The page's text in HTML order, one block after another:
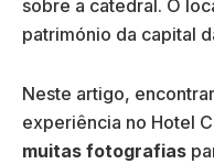
sobre a catedral. O
património da capital
Neste artigo,
experiência no Hotel
muitas fotografias